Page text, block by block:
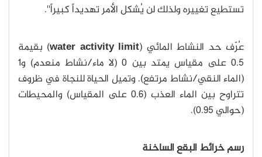
تستطيع تغييره ولذلك لن يُشكل الأمر تهديداً كبيراً''.
عُرّف حد النشاط المائي (water activity limit) بقيمة
0.5 على مقياس يمتد بين 0 (لا ماء/نشاط منعدم) و1
(الماء النقي/نشاط مرتفع). وتميل الحياة للنجاة في ظروف
تتراوح بين الماء العذب (0.6 على المقياس) والمحيطات
(حوالي 0.95).
رسم خرائط البقع الساخنة